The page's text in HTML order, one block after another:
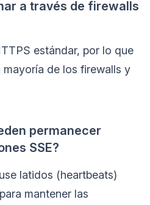
a través de firewalls
estándar, por lo que
de los firewalls y
permanecer
SSE?
latidos (heartbeats)
mantener las